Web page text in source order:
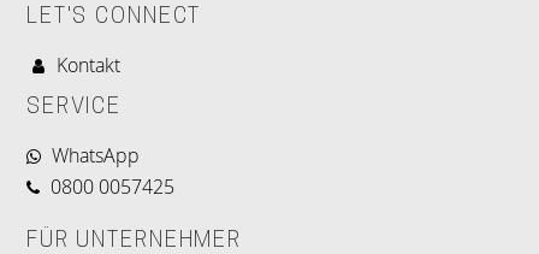
LET'S CONNECT
Kontakt
SERVICE
WhatsApp
0800 0057425
FÜR UNTERNEHMER